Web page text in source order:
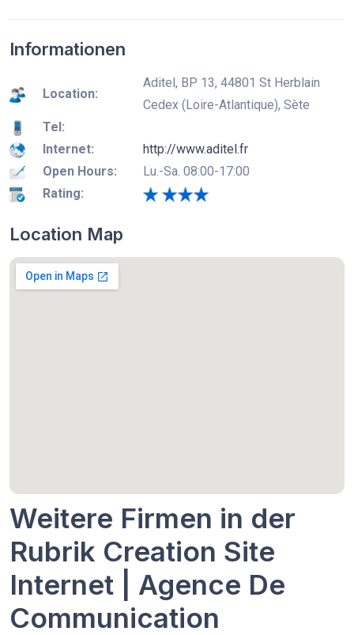
Informationen
Location:
Aditel, BP 13, 44801 St Herblain
Cedex (Loire-Atlantique), Sète
Tel:
Internet:
http://www.aditel.fr
Open Hours:
Lu.-Sa. 08:00-17:00
Rating:
Location Map
Weitere Firmen in der
Rubrik Creation Site
Internet | Agence De
Communication